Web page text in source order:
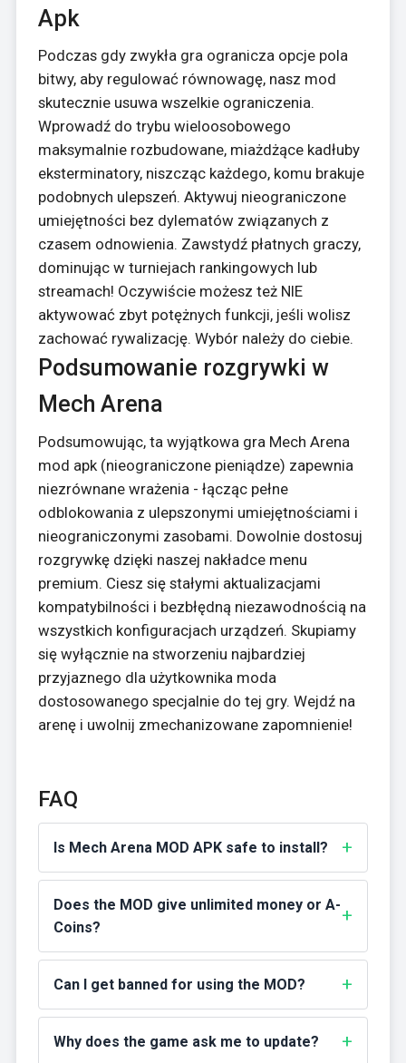
Apk
Podczas gdy zwykła gra ogranicza opcje pola
bitwy, aby regulować równowagę, nasz mod
skutecznie usuwa wszelkie ograniczenia.
Wprowadź do trybu wieloosobowego
maksymalnie rozbudowane, miażdżące kadłuby
eksterminatory, niszcząc każdego, komu brakuje
podobnych ulepszeń. Aktywuj nieograniczone
umiejętności bez dylematów związanych z
czasem odnowienia. Zawstydź płatnych graczy,
dominując w turniejach rankingowych lub
streamach! Oczywiście możesz też NIE
aktywować zbyt potężnych funkcji, jeśli wolisz
zachować rywalizację. Wybór należy do ciebie.
Podsumowanie rozgrywki w
Mech Arena
Podsumowując, ta wyjątkowa gra Mech Arena
mod apk (nieograniczone pieniądze) zapewnia
niezrównane wrażenia - łącząc pełne
odblokowania z ulepszonymi umiejętnościami i
nieograniczonymi zasobami. Dowolnie dostosuj
rozgrywkę dzięki naszej nakładce menu
premium. Ciesz się stałymi aktualizacjami
kompatybilności i bezbłędną niezawodnością na
wszystkich konfiguracjach urządzeń. Skupiamy
się wyłącznie na stworzeniu najbardziej
przyjaznego dla użytkownika moda
dostosowanego specjalnie do tej gry. Wejdź na
arenę i uwolnij zmechanizowane zapomnienie!
FAQ
Is Mech Arena MOD APK safe to install?
Does the MOD give unlimited money or A-
Coins?
Can I get banned for using the MOD?
Why does the game ask me to update?